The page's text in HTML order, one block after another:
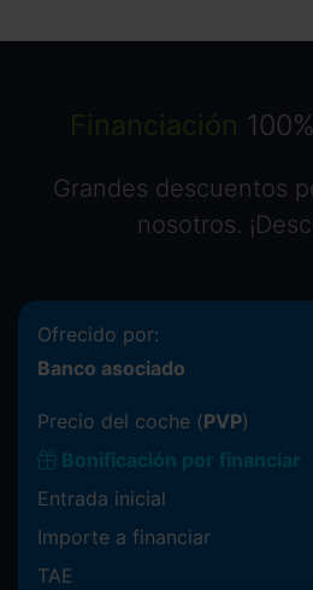
Financiación
Grandes descuentos
nosotros.
Ofrecido por:
Banco asociado
Precio del coche (PVP)
Bonificación por financiar
Entrada inicial
Importe a financiar
TAE